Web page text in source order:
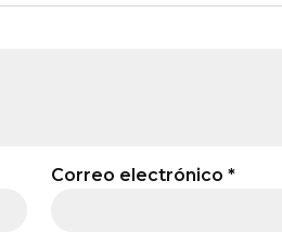
Correo electrónico*